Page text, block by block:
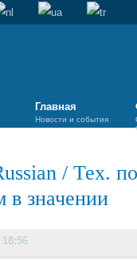
Главная
Новости и события
/ Тех.
в значении
18:56